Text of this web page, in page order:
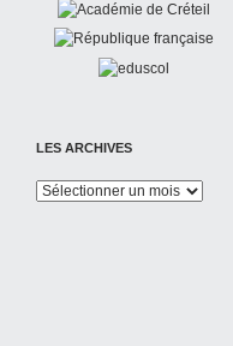
LES ARCHIVES
Les